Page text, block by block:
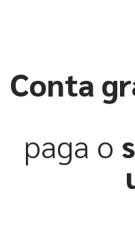
Conta
paga o